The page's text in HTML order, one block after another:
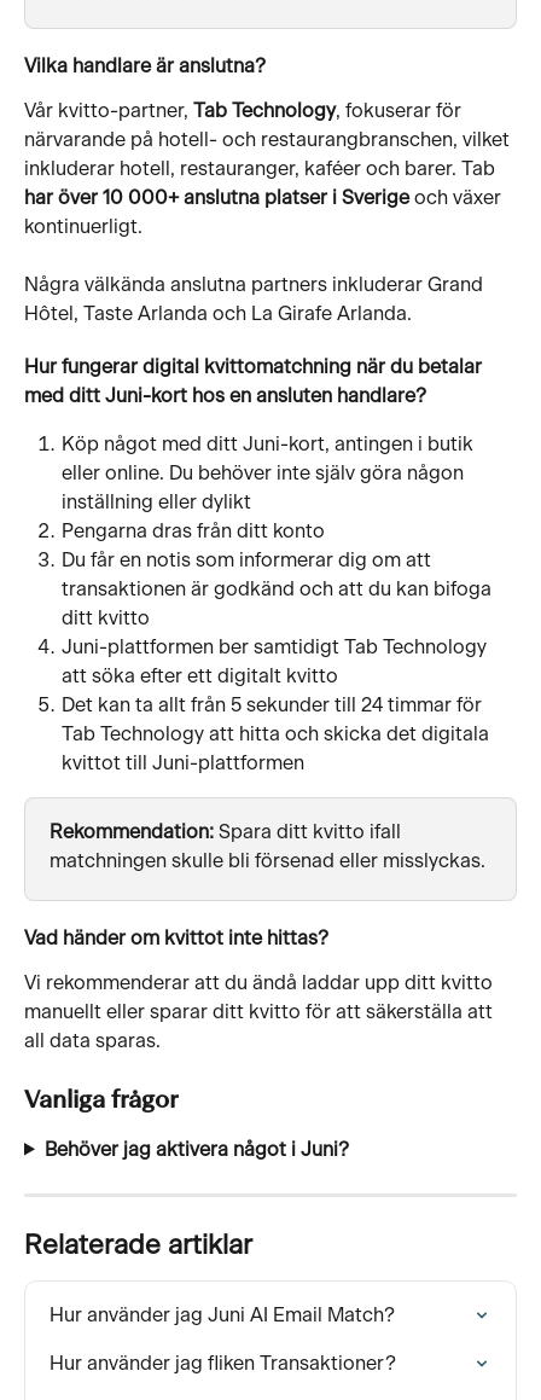
Vilka handlare är anslutna?
Vår kvitto-partner, Tab Technology, fokuserar för
närvarande på hotell- och restaurangbranschen, vilket
inkluderar hotell, restauranger, kaféer och barer. Tab
har över 10 000+ anslutna platser i Sverige och växer
kontinuerligt.
Några välkända anslutna partners inkluderar Grand
Hôtel, Taste Arlanda och La Girafe Arlanda.
Hur fungerar digital kvittomatchning när du betalar
med ditt Juni-kort hos en ansluten handlare?
Köp något med ditt Juni-kort, antingen i butik
eller online. Du behöver inte själv göra någon
inställning eller dylikt
Pengarna dras från ditt konto
Du får en notis som informerar dig om att
transaktionen är godkänd och att du kan bifoga
ditt kvitto
Juni-plattformen ber samtidigt Tab Technology
att söka efter ett digitalt kvitto
Det kan ta allt från 5 sekunder till 24 timmar för
Tab Technology att hitta och skicka det digitala
kvittot till Juni-plattformen
Rekommendation: Spara ditt kvitto ifall
matchningen skulle bli försenad eller misslyckas.
Vad händer om kvittot inte hittas?
Vi rekommenderar att du ändå laddar upp ditt kvitto
manuellt eller sparar ditt kvitto för att säkerställa att
all data sparas.
Vanliga frågor
Behöver jag aktivera något i Juni?
Relaterade artiklar
Hur använder jag Juni AI Email Match?
Hur använder jag fliken Transaktioner?